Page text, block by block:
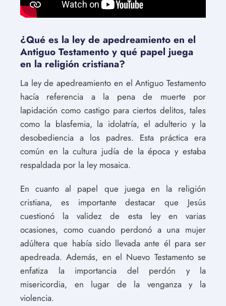
¿Qué es la ley de apedreamiento en el
Antiguo Testamento y qué papel juega
en la religión cristiana?
La ley de apedreamiento en el Antiguo Testamento
hacía referencia a la pena de muerte por
lapidación como castigo para ciertos delitos, tales
como la blasfemia, la idolatría, el adulterio y la
desobediencia a los padres. Esta práctica era
común en la cultura judía de la época y estaba
respaldada por la ley mosaica.
En cuanto al papel que juega en la religión
cristiana, es importante destacar que Jesús
cuestionó la validez de esta ley en varias
ocasiones, como cuando perdonó a una mujer
adúltera que había sido llevada ante él para ser
apedreada. Además, en el Nuevo Testamento se
enfatiza la importancia del perdón y la
misericordia, en lugar de la venganza y la
violencia.